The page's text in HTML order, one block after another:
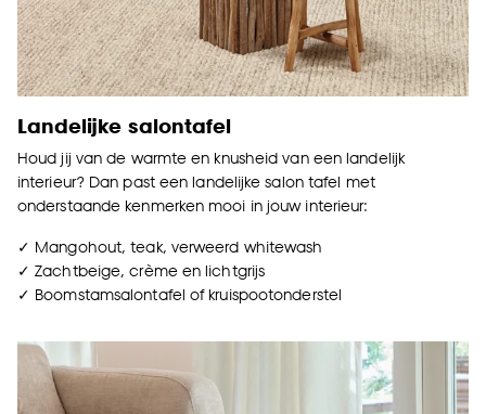
Landelijke salontafel
Houd jij van de warmte en knusheid van een landelijk
interieur? Dan past een landelijke salon tafel met
onderstaande kenmerken mooi in jouw interieur:
✓ Mangohout, teak, verweerd whitewash
✓ Zachtbeige, crème en lichtgrijs
✓ Boomstamsalontafel of kruispootonderstel